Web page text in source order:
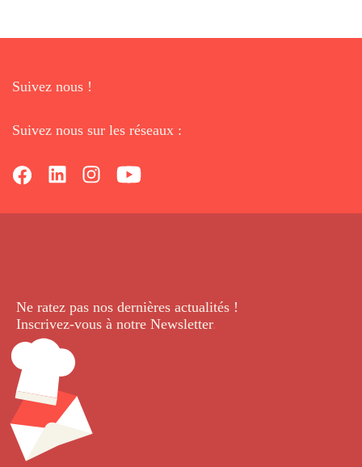
Suivez nous !
Suivez nous sur les réseaux :
Ne ratez pas nos dernières actualités !
Inscrivez-vous à notre Newsletter.